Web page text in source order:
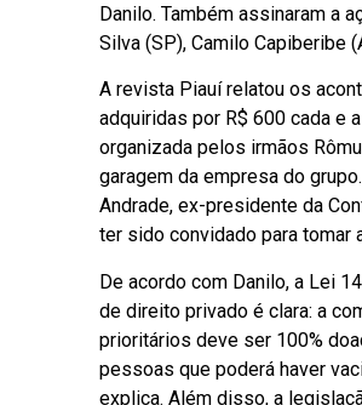
Danilo. Também assinaram a
Silva (SP), Camilo Capiberibe
A revista Piauí relatou os
adquiridas por R$ 600 cada e
organizada pelos irmãos
garagem da empresa do
Andrade, ex-presidente da
ter sido convidado para tomar
De acordo com Danilo, a Lei
de direito privado é clara: a
prioritários deve ser 100%
pessoas que poderá haver
explica. Além disso, a